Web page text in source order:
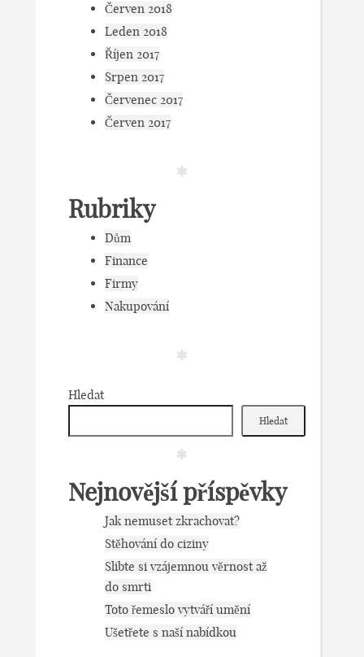
Červen 2018
Leden 2018
Říjen 2017
Srpen 2017
Červenec 2017
Červen 2017
Rubriky
Dům
Finance
Firmy
Nakupování
Hledat
Hledat
Nejnovější příspěvky
Jak nemuset zkrachovat?
Stěhování do ciziny
Slibte si vzájemnou věrnost až
do smrti
Toto řemeslo vytváří umění
Ušetřete s naší nabídkou